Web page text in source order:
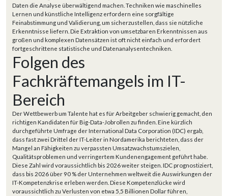
Daten die Analyse überwältigend machen. Techniken wie maschinelles
Lernen und künstliche Intelligenz erfordern eine sorgfältige
Feinabstimmung und Validierung, um sicherzustellen, dass sie nützliche
Erkenntnisse liefern. Die Extraktion von umsetzbaren Erkenntnissen aus
großen und komplexen Datensätzen ist oft nicht einfach und erfordert
fortgeschrittene statistische und Datenanalysentechniken.
Folgen des
Fachkräftemangels im IT-
Bereich
Der Wettbewerb um Talente hat es für Arbeitgeber schwierig gemacht, den
richtigen Kandidaten für Big-Data-Jobrollen zu finden. Eine kürzlich
durchgeführte Umfrage der International Data Corporation (IDC) ergab,
dass fast zwei Drittel der IT-Leiter in Nordamerika berichteten, dass der
Mangel an Fähigkeiten zu verpassten Umsatzwachstumszielen,
Qualitätsproblemen und verringertem Kundenengagement geführt habe.
Diese Zahl wird voraussichtlich bis 2026 weiter steigen. IDC prognostiziert,
dass bis 2026 über 90 % der Unternehmen weltweit die Auswirkungen der
IT-Kompetenzkrise erleben werden. Diese Kompetenzlücke wird
voraussichtlich zu Verlusten von etwa 5,5 Billionen Dollar führen,